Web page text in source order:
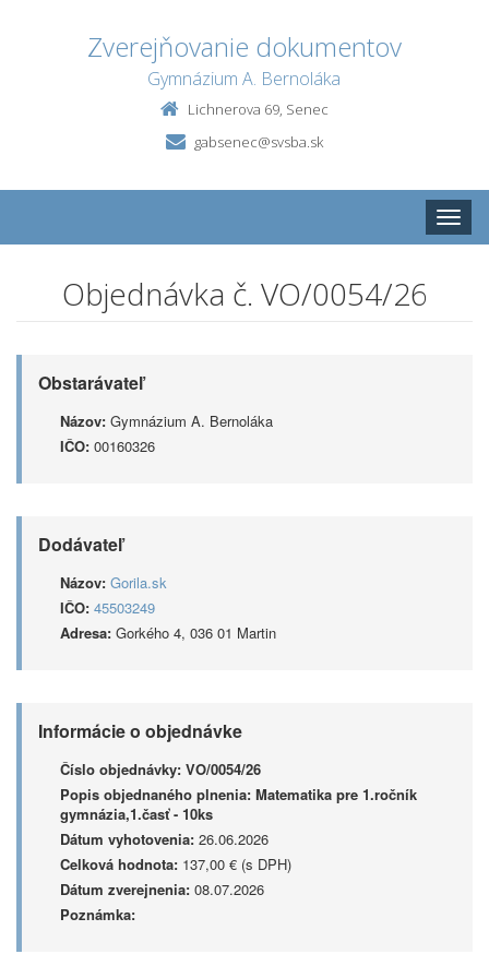
Zverejňovanie dokumentov
Gymnázium A. Bernoláka
Lichnerova 69, Senec
gabsenec@svsba.sk
Toggle
Objednávka č. VO/0054/26
Obstarávateľ
Názov: Gymnázium A. Bernoláka
IČO: 00160326
Dodávateľ
Názov: Gorila.sk
IČO: 45503249
Adresa: Gorkého 4, 036 01 Martin
Informácie o objednávke
Číslo objednávky: VO/0054/26
Popis objednaného plnenia: Matematika pre 1.ročník
gymnázia,1.časť - 10ks
Dátum vyhotovenia: 26.06.2026
Celková hodnota: 137,00 € (s DPH)
Dátum zverejnenia: 08.07.2026
Poznámka: